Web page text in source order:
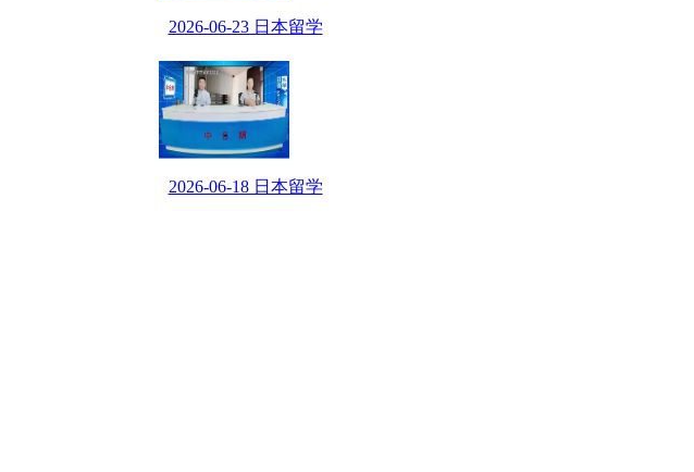
2026-06-23 日本留学
2026-06-18 日本留学